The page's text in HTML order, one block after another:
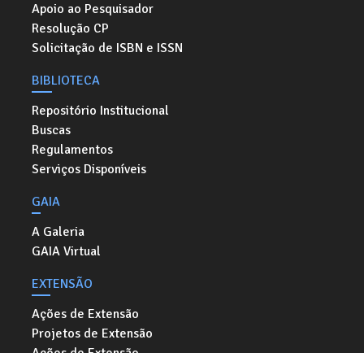
Apoio ao Pesquisador
Resolução CP
Solicitação de ISBN e ISSN
BIBLIOTECA
Repositório Institucional
Buscas
Regulamentos
Serviços Disponíveis
GAIA
A Galeria
GAIA Virtual
EXTENSÃO
Ações de Extensão
Projetos de Extensão